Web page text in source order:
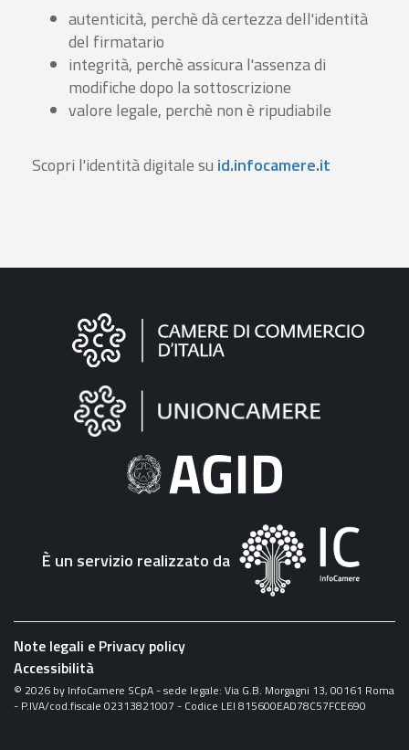
autenticità, perchè dà certezza dell'identità
del firmatario
integrità, perchè assicura l'assenza di
modifiche dopo la sottoscrizione
valore legale, perchè non è ripudiabile
Scopri l'identità digitale su id.infocamere.it
Informazioni
"Fattura
Elettronica"
È un servizio realizzato da
Note legali e Privacy policy
Accessibilità
© 2026 by InfoCamere SCpA - sede legale: Via G.B. Morgagni 13, 00161 Roma
- P.IVA/cod.fiscale 02313821007 - Codice LEI 815600EAD78C57FCE690